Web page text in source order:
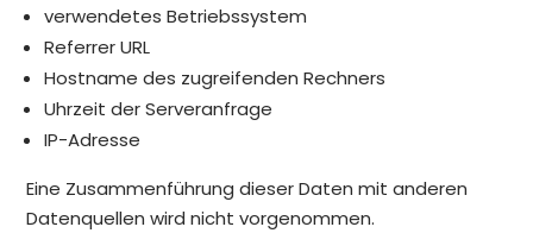
verwendetes Betriebssystem
Referrer URL
Hostname des zugreifenden Rechners
Uhrzeit der Serveranfrage
IP-Adresse
Eine Zusammenführung dieser Daten mit anderen
Datenquellen wird nicht vorgenommen.